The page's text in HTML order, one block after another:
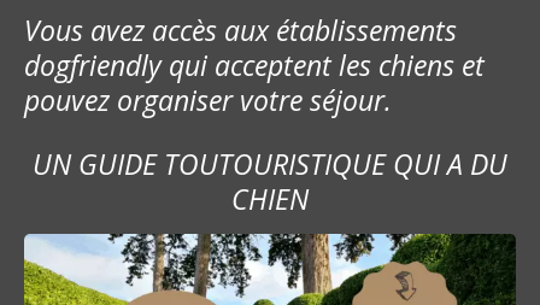
Vous avez accès aux établissements
dogfriendly qui acceptent les chiens et
pouvez organiser votre séjour.
UN GUIDE TOUTOURISTIQUE QUI A DU
CHIEN